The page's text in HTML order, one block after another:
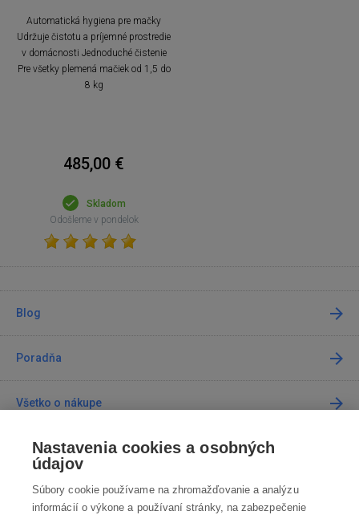
Automatická hygiena pre mačky
Udržuje čistotu a príjemné prostredie
v domácnosti Jednoduché čistenie
Pre všetky plemená mačiek od 1,5 do
8 kg
485,00 €
Skladom
Odošleme v pondelok
Blog
Poradňa
Všetko o nákupe
Predajne
Kontakt
Nastavenia cookies a osobných
údajov
Súbory cookie používame na zhromažďovanie a analýzu
informácií o výkone a používaní stránky, na zabezpečenie